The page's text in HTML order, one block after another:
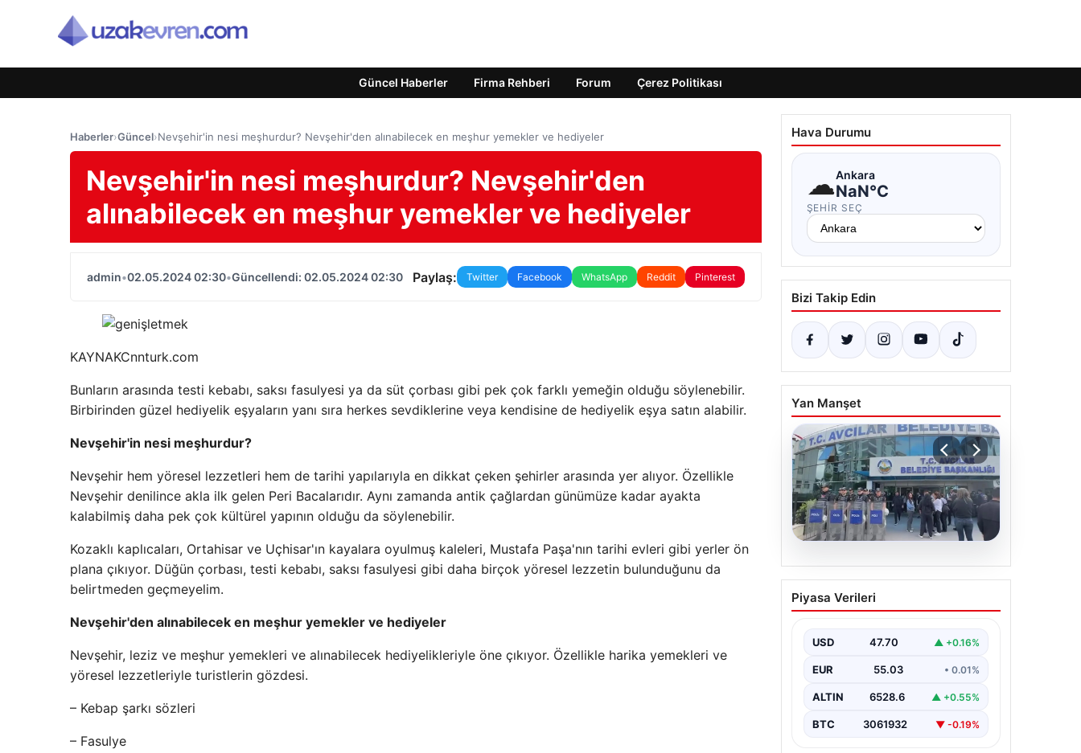
Güncel Haberler Firma Rehberi Forum Çerez Politikası
Haberler›Güncel›Nevşehir'in nesi meşhurdur? Nevşehir'den alınabilecek en meşhur yemekler ve hediyeler
Nevşehir'in nesi meşhurdur? Nevşehir'den
alınabilecek en meşhur yemekler ve hediyeler
admin•02.05.2024 02:30•Güncellendi: 02.05.2024 02:30 Paylaş: Twitter Facebook WhatsApp Reddit Pinterest
KAYNAKCnnturk.com
Bunların arasında testi kebabı, saksı fasulyesi ya da süt çorbası gibi pek çok farklı yemeğin olduğu söylenebilir.
Birbirinden güzel hediyelik eşyaların yanı sıra herkes sevdiklerine veya kendisine de hediyelik eşya satın alabilir.
Nevşehir'in nesi meşhurdur?
Nevşehir hem yöresel lezzetleri hem de tarihi yapılarıyla en dikkat çeken şehirler arasında yer alıyor. Özellikle
Nevşehir denilince akla ilk gelen Peri Bacalarıdır. Aynı zamanda antik çağlardan günümüze kadar ayakta
kalabilmiş daha pek çok kültürel yapının olduğu da söylenebilir.
Kozaklı kaplıcaları, Ortahisar ve Uçhisar'ın kayalara oyulmuş kaleleri, Mustafa Paşa'nın tarihi evleri gibi yerler ön
plana çıkıyor. Düğün çorbası, testi kebabı, saksı fasulyesi gibi daha birçok yöresel lezzetin bulunduğunu da
belirtmeden geçmeyelim.
Nevşehir'den alınabilecek en meşhur yemekler ve hediyeler
Nevşehir, leziz ve meşhur yemekleri ve alınabilecek hediyelikleriyle öne çıkıyor. Özellikle harika yemekleri ve
yöresel lezzetleriyle turistlerin gözdesi.
– Kebap şarkı sözleri
– Fasulye
Hava Durumu
☁Ankara
NaN°C
ŞEHIR SEÇ
Bizi Takip Edin
Yan Manşet
05.08.2026
Avcılar Belediyesi’ne
operasyon. 12 şüpheli
Piyasa Verileri
USD 47.70 ▲ +0.16%
EUR 55.03 • 0.01%
ALTIN 6528.6 ▲ +0.55%
BTC 3061932 ▼ -0.19%